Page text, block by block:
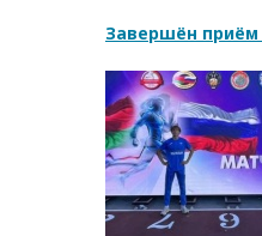
Завершён приём